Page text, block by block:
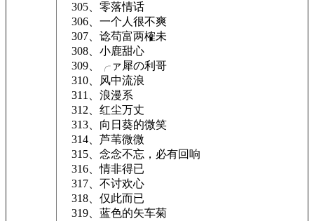
305、零落情话
306、一个人很不爽
307、谂苟富两榷未
308、小鹿甜心
309、╭ァ犀の利哥
310、风中流浪
311、浪漫系
312、红尘万丈
313、向日葵的微笑
314、芦苇微微
315、念念不忘，必有回响
316、情非得已
317、不讨欢心
318、仅此而已
319、蓝色的矢车菊